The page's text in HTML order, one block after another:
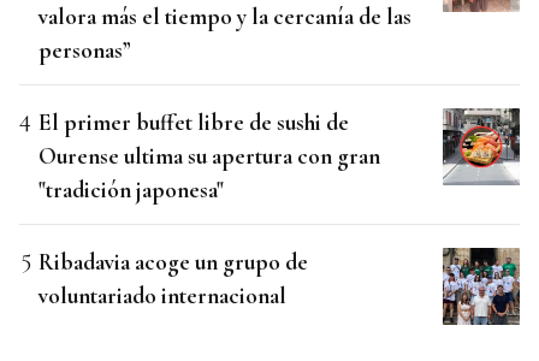
valora más el tiempo y la cercanía de las
personas”
El primer buffet libre de sushi de
Ourense ultima su apertura con gran
"tradición japonesa"
Ribadavia acoge un grupo de
voluntariado internacional